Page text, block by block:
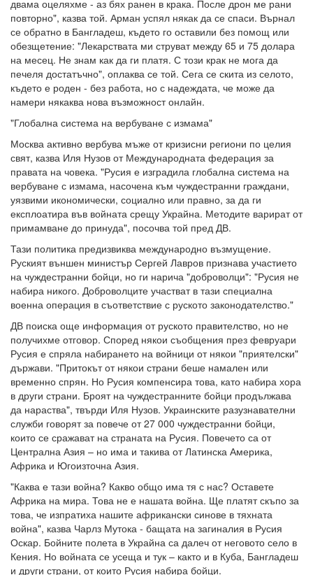
двама оцеляхме - аз бях ранен в крака. После дрон ме рани
повторно", казва той. Арман успял някак да се спаси. Върнал
се обратно в Бангладеш, където го оставили без помощ или
обезщетение: "Лекарствата ми струват между 65 и 75 долара
на месец. Не знам как да ги платя. С този крак не мога да
печеля достатъчно", оплаква се той. Сега се скита из селото,
където е роден - без работа, но с надеждата, че може да
намери някаква нова възможност онлайн.
"Глобална система на вербуване с измама"
Москва активно вербува мъже от кризисни региони по целия
свят, казва Иля Нузов от Международната федерация за
правата на човека. "Русия е изградила глобална система на
вербуване с измама, насочена към чуждестранни граждани,
уязвими икономически, социално или правно, за да ги
експлоатира във войната срещу Украйна. Методите варират от
примамване до принуда", посочва той пред ДВ.
Тази политика предизвиква международно възмущение.
Руският външен министър Сергей Лавров признава участието
на чуждестранни бойци, но ги нарича "доброволци": "Русия не
набира никого. Доброволците участват в тази специална
военна операция в съответствие с руското законодателство."
ДВ поиска още информация от руското правителство, но не
получихме отговор. Според някои съобщения през февруари
Русия е спряла набирането на войници от някои "приятелски"
държави. "Притокът от някои страни беше намален или
временно спрян. Но Русия компенсира това, като набира хора
в други страни. Броят на чуждестранните бойци продължава
да нараства", твърди Иля Нузов. Украинските разузнавателни
служби говорят за повече от 27 000 чуждестранни бойци,
които се сражават на страната на Русия. Повечето са от
Централна Азия – но има и такива от Латинска Америка,
Африка и Югоизточна Азия.
"Каква е тази война? Какво общо има тя с нас? Оставете
Африка на мира. Това не е нашата война. Ще платят скъпо за
това, че изпратиха нашите африкански синове в тяхната
война", казва Чарлз Мутока - бащата на загиналия в Русия
Оскар. Бойните полета в Украйна са далеч от неговото село в
Кения. Но войната се усеща и тук – както и в Куба, Бангладеш
и други страни, от които Русия набира бойци.